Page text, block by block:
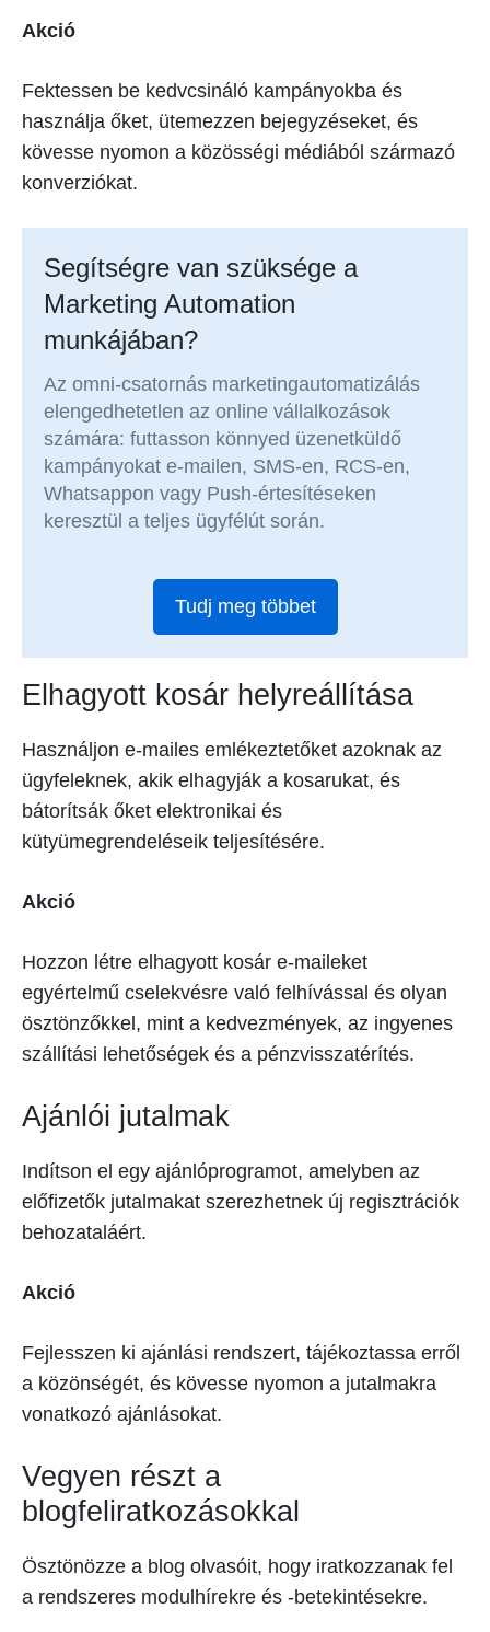
Akció
Fektessen be kedvcsináló kampányokba és
használja őket, ütemezzen bejegyzéseket, és
kövesse nyomon a közösségi médiából származó
konverziókat.
Segítségre van szüksége a
Marketing Automation
munkájában?
Az omni-csatornás marketingautomatizálás
elengedhetetlen az online vállalkozások
számára: futtasson könnyed üzenetküldő
kampányokat e-mailen, SMS-en, RCS-en,
Whatsappon vagy Push-értesítéseken
keresztül a teljes ügyfélút során.
Tudj meg többet
Elhagyott kosár helyreállítása
Használjon e-mailes emlékeztetőket azoknak az
ügyfeleknek, akik elhagyják a kosarukat, és
bátorítsák őket elektronikai és
kütyümegrendeléseik teljesítésére.
Akció
Hozzon létre elhagyott kosár e-maileket
egyértelmű cselekvésre való felhívással és olyan
ösztönzőkkel, mint a kedvezmények, az ingyenes
szállítási lehetőségek és a pénzvisszatérítés.
Ajánlói jutalmak
Indítson el egy ajánlóprogramot, amelyben az
előfizetők jutalmakat szerezhetnek új regisztrációk
behozataláért.
Akció
Fejlesszen ki ajánlási rendszert, tájékoztassa erről
a közönségét, és kövesse nyomon a jutalmakra
vonatkozó ajánlásokat.
Vegyen részt a
blogfeliratkozásokkal
Ösztönözze a blog olvasóit, hogy iratkozzanak fel
a rendszeres modulhírekre és -betekintésekre.